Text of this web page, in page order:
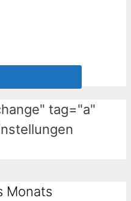
tag="a"
Monats